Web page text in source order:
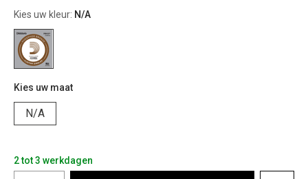
Kies uw kleur: N/A
Kies uw maat
N/A
2 tot 3 werkdagen